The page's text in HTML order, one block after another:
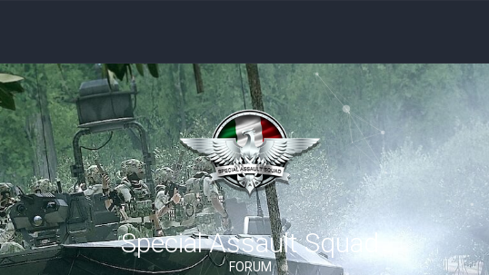
Special Assault Squad
FORUM